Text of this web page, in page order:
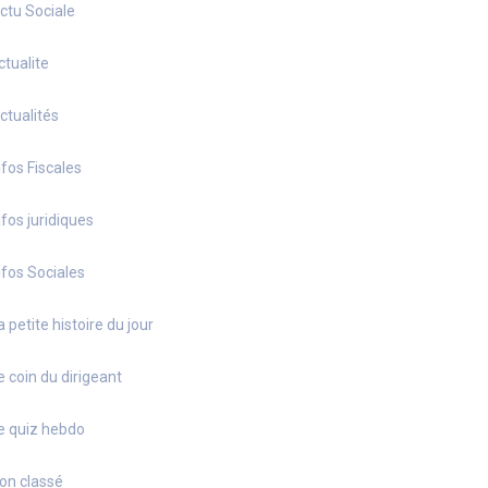
Sociale
Fiscales
juridiques
Sociales
petite histoire du jour
coin du dirigeant
quiz hebdo
classé